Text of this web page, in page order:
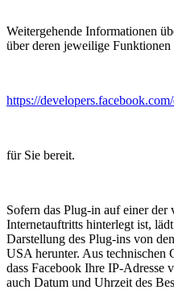
Weitergehende Informationen
über deren jeweilige
https://
für Sie bereit.
Sofern das Plug-in auf einer der
Internetauftritts hinterlegt ist,
Darstellung des Plug-ins von
USA herunter. Aus technischen
dass Facebook Ihre IP-Adresse
auch Datum und Uhrzeit des